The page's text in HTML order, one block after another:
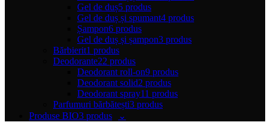
Gel de duș5 produs
Gel de duș și spumant4 produs
Șampon6 produs
Gel de duș și șampon3 produs
Bărbierit1 produs
Deodorante22 produs
Deodorant roll-on9 produs
Deodorant solid2 produs
Deodorant spray11 produs
Parfumuri bărbătești3 produs
Produse BIO3 produs